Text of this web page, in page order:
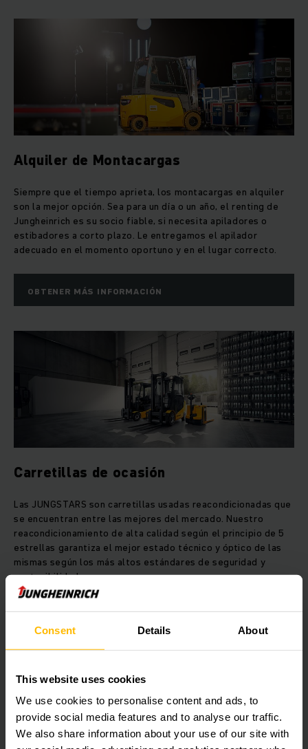
Consent Details About
This website uses cookies
We use cookies to personalise content and ads, to
provide social media features and to analyse our traffic.
We also share information about your use of our site with
Alquiler de Montacargas
Siempre que el tiempo aprieta, los montacargas en alquiler
son la mejor opción. Sea para un día o un año, el renting de
Jungheinrich es su socio fiable, si necesita apiladores o
estibadores a corto plazo. Le entregamos el apilador
adecuado en el momento oportuno y en el lugar correcto.
OBTENER MÁS INFORMACIÓN
Carretillas de ocasión
Las JUNGSTARS son carretillas usadas reacondicionadas que
se encuentran entre las mejores del mercado. Nuestro
reacondicionamiento de alta calidad según el principio de 5
estrellas garantiza el mejor estado técnico y óptico de las
mismas según los más altos estándares de seguridad y
sostenibilidad.